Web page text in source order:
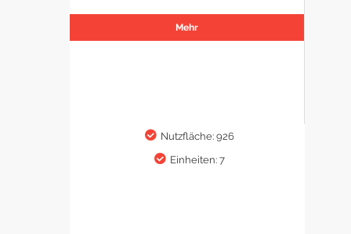
Mehr
Nutzfläche: 926
Einheiten: 7